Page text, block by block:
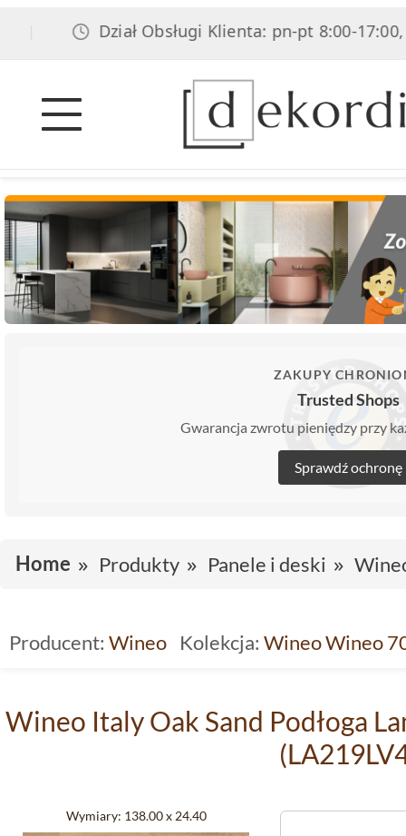
Dział Obsługi Klienta: pn-pt 8:00-17:00, sob
ZAKUPY
Trusted Shops
Gwarancja zwrotu pieniędzy przy
Sprawdź ochronę
Home Produkty Panele i deski
Producent: Wineo Kolekcja: Wineo Wineo
Wineo Italy Oak Sand Podłoga
Wymiary: 138.00 x 24.40